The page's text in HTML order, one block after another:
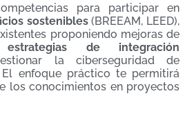
para participar en
sostenibles(BREEAM, LEED),
proponiendo mejoras de
estrategias de integración
la ciberseguridad de
El enfoque práctico te permitirá
los conocimientos en proyectos